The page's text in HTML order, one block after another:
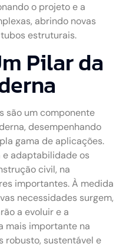
o projeto e a
abrindo novas
estruturais.
Pilar da
são um componente
desempenhando
gama de aplicações.
e adaptabilidade os
civil, na
importantes. À medida
necessidades surgem,
a evoluir e a
mais importante na
robusto, sustentável e